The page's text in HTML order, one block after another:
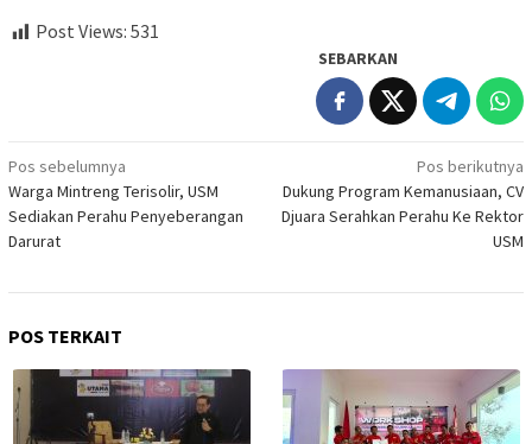
Post Views: 531
SEBARKAN
Navigasi
pos
Pos sebelumnya
Warga Mintreng Terisolir, USM
Sediakan Perahu Penyeberangan
Darurat
Pos berikutnya
Dukung Program Kemanusiaan, CV
Djuara Serahkan Perahu Ke Rektor
USM
POS TERKAIT